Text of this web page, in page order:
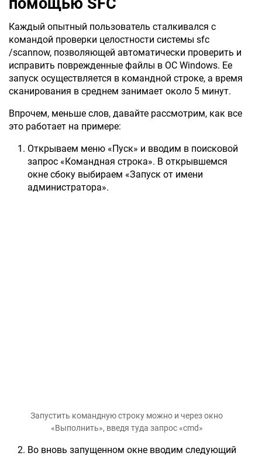
Каждый опытный пользователь сталкивался с
командой проверки целостности системы sfc
/scannow, позволяющей автоматически проверить и
исправить поврежденные файлы в ОС Windows. Ее
запуск осуществляется в командной строке, а время
сканирования в среднем занимает около 5 минут.
Впрочем, меньше слов, давайте рассмотрим, как все
это работает на примере:
Открываем меню «Пуск» и вводим в поисковой
запрос «Командная строка». В открывшемся
окне сбоку выбираем «Запуск от имени
администратора».
Запустить командную строку можно и через окно
«Выполнить», введя туда запрос «cmd»
Во вновь запущенном окне вводим следующий